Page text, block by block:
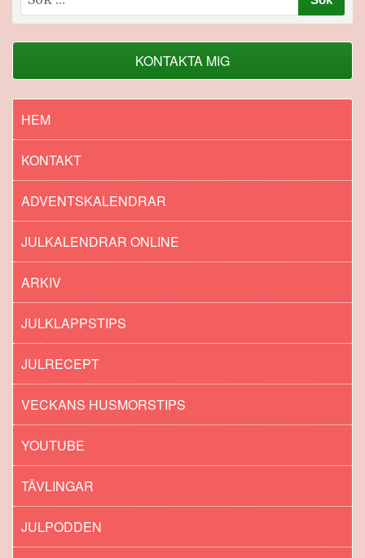
efter:
KONTAKTA MIG
HEM
KONTAKT
ADVENTSKALENDRAR
JULKALENDRAR ONLINE
ARKIV
JULKLAPPSTIPS
JULRECEPT
VECKANS HUSMORSTIPS
YOUTUBE
TÄVLINGAR
JULPODDEN